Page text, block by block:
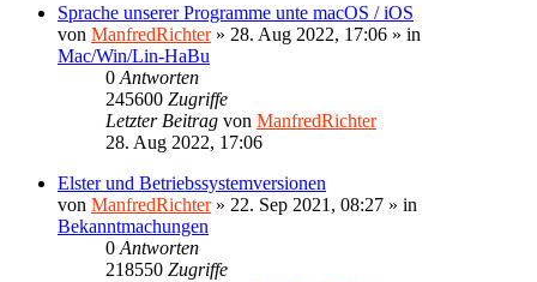
Sprache unserer Programme unte macOS / iOS
von ManfredRichter» 28. Aug 2022, 17:06 » in
Mac/Win/Lin-HaBu
0 Antworten
245600 Zugriffe
Letzter Beitrag von ManfredRichter
28. Aug 2022, 17:06
Elster und Betriebssystemversionen
von ManfredRichter» 22. Sep 2021, 08:27 » in
Bekanntmachungen
0 Antworten
218550 Zugriffe